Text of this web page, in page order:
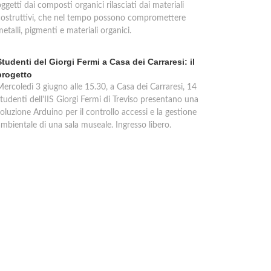
dai composti organici rilasciati dai materiali
che nel tempo possono compromettere
pigmenti e materiali organici.
del Giorgi Fermi a Casa dei Carraresi: il
3 giugno alle 15.30, a Casa dei Carraresi, 14
dell'IIS Giorgi Fermi di Treviso presentano una
Arduino per il controllo accessi e la gestione
di una sala museale. Ingresso libero.